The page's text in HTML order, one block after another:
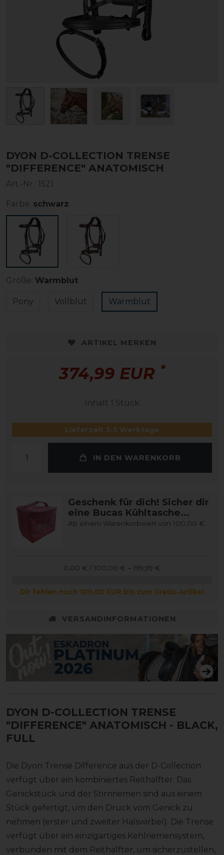
DYON D-COLLECTION TRENSE
"DIFFERENCE" ANATOMISCH
Art.-Nr.: 1521
Farbe: schwarz
Größe: Warmblut
Pony Vollblut Warmblut
ARTIKEL MERKEN
374,99 EUR *
Inhalt 1 Stück
Lieferzeit 3-5 Werktage
IN DEN WARENKORB
Geschenk für dich! Sicher dir
eine Bucas Kühltasche...
Ab einem Warenkorbwert von 100,00 €
0,00 € / 100,00 € – 199,99 €
Dir fehlen noch 100,00 EUR bis zum Gratis-Artikel
VERSANDINFORMATIONEN
DYON D-COLLECTION TRENSE
"DIFFERENCE" ANATOMISCH - BLACK,
FULL
Die Dyon Trense Difference aus der D-Collection
verfügt über ein kombiniertes Reithalfter. Das
Genickstück und der Stirnriemen sind aus einem
Stück gefertigt, um den Druck vom Genick zu
nehmen (erster und zweiter Halswirbel). Die Trense
verfügt über ein einzigartiges Kehlriemensystem,
verbunden mit dem Reithalfter, um sicherzustellen,